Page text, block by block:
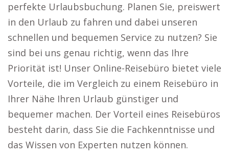
perfekte Urlaubsbuchung. Planen Sie, preiswert
in den Urlaub zu fahren und dabei unseren
schnellen und bequemen Service zu nutzen? Sie
sind bei uns genau richtig, wenn das Ihre
Priorität ist! Unser Online-Reisebüro bietet viele
Vorteile, die im Vergleich zu einem Reisebüro in
Ihrer Nähe Ihren Urlaub günstiger und
bequemer machen. Der Vorteil eines Reisebüros
besteht darin, dass Sie die Fachkenntnisse und
das Wissen von Experten nutzen können.